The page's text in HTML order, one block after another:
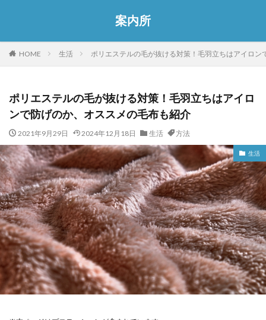
案内所
HOME 生活 ポリエステルの毛が抜ける対策！毛羽立ちはアイロン
ポリエステルの毛が抜ける対策！毛羽立ちはアイロ
ンで防げのか、オススメの毛布も紹介
2021年9月29日 2024年12月18日 生活 方法
生活